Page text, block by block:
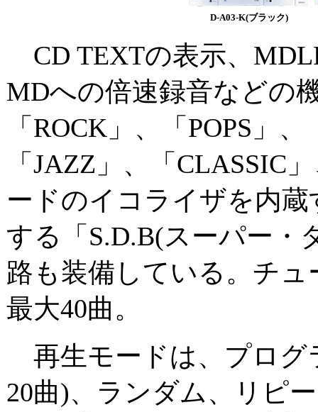
D-A03-K(ブラック)
CD TEXTの表示、
MDへの倍速録音などの
「ROCK」、「POPS」
「JAZZ」、「CLASSIC
ードのイコライザを内
する「S.D.B(スーパー・
路も装備している。チ
最大40曲。
再生モードは、プログ
20曲)、ランダム、リピ